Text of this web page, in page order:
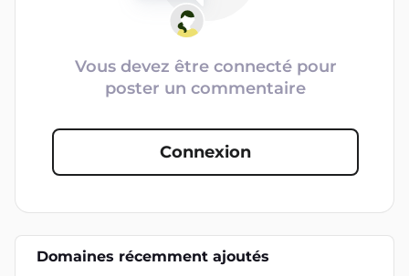
Vous devez être connecté pour
poster un commentaire
Connexion
Domaines récemment ajoutés